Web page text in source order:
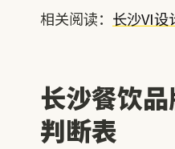
相关阅读： 长沙VI设
长沙餐饮
判断表